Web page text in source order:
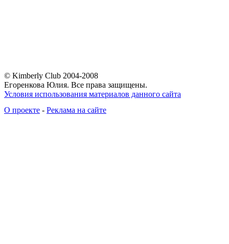
© Kimberly Club 2004-2008
Егоренкова Юлия. Все права защищены.
Условия использования материалов данного сайта
О проекте - Реклама на сайте